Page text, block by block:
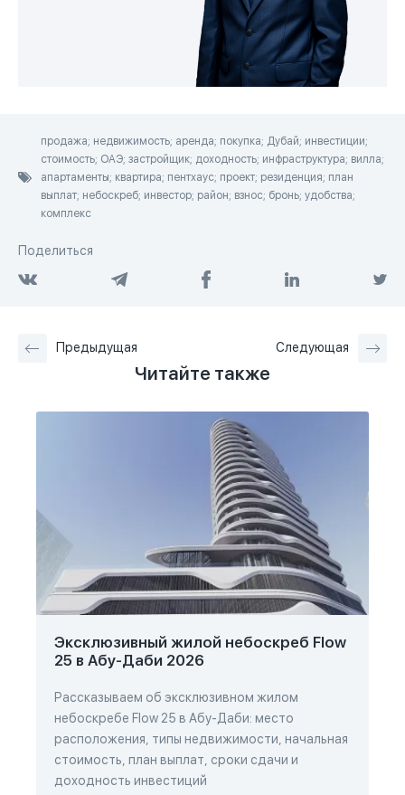
продажа; недвижимость; аренда; покупка; Дубай; инвестиции;
стоимость; ОАЭ; застройщик; доходность; инфраструктура; вилла;
апартаменты; квартира; пентхаус; проект; резиденция; план
выплат; небоскреб; инвестор; район; взнос; бронь; удобства;
комплекс
Поделиться
Предыдущая Следующая
Читайте также
Эксклюзивный жилой небоскреб Flow
25 в Абу-Даби 2026
Рассказываем об эксклюзивном жилом
небоскребе Flow 25 в Абу-Даби: место
расположения, типы недвижимости, начальная
стоимость, план выплат, сроки сдачи и
доходность инвестиций